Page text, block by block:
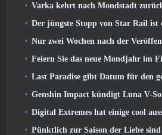
Varka kehrt nach Mondstadt zurück, Und bringt Ärger mit sich
Der jüngste Stopp von Star Rail ist eine
Nur zwei Wochen nach der Veröffentlichung von Highguard gibt
Feiern Sie das neue Mondjahr im Finale mit der
Last Paradise gibt Datum für den
Genshin Impact kündigt Luna V-
Digital Extremes hat einige cool aussehende Leckereien zur Feier des
Pünktlich zur Saison der Liebe sind die